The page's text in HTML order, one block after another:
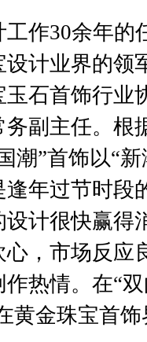
作30余年的
计业界的领
石首饰行业
副主任。根
潮”首饰以“新
年过节时段
计很快赢得
，市场反应
热情。在“
黄金珠宝首